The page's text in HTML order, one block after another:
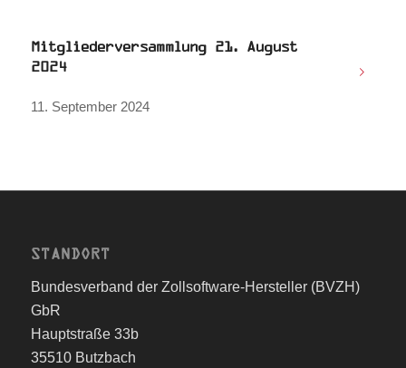
Mitgliederversammlung 21. August
2024
11. September 2024
STANDORT
Bundesverband der Zollsoftware-Hersteller (BVZH)
GbR
Hauptstraße 33b
35510 Butzbach